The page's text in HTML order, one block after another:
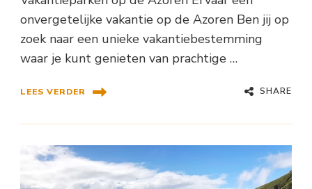
onvergetelijke vakantie op de Azoren Ben jij op
zoek naar een unieke vakantiebestemming
waar je kunt genieten van prachtige …
LEES VERDER SHARE